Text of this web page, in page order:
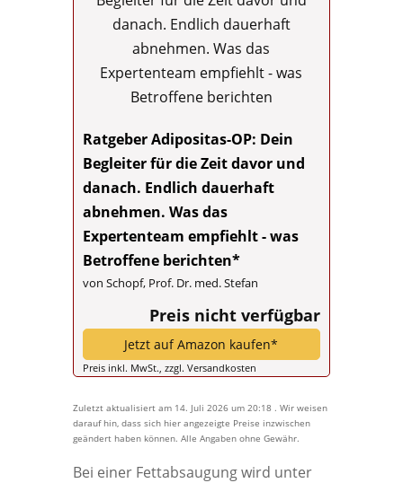
Ratgeber Adipositas-OP: Dein
Begleiter für die Zeit davor und
danach. Endlich dauerhaft
abnehmen. Was das
Expertenteam empfiehlt - was
Betroffene berichten*
von Schopf, Prof. Dr. med. Stefan
Preis nicht verfügbar
Jetzt auf Amazon kaufen*
Preis inkl. MwSt., zzgl. Versandkosten
Zuletzt aktualisiert am 14. Juli 2026 um 20:18 . Wir weisen
darauf hin, dass sich hier angezeigte Preise inzwischen
geändert haben können. Alle Angaben ohne Gewähr.
Bei einer Fettabsaugung wird unter